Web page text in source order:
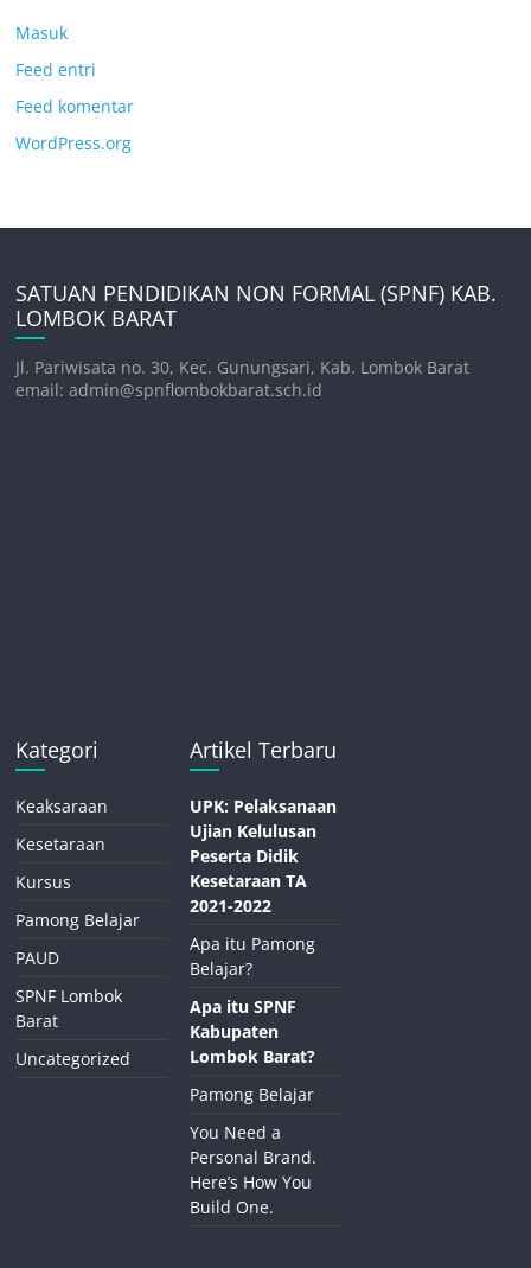
Masuk
Feed entri
Feed komentar
WordPress.org
SATUAN PENDIDIKAN NON FORMAL (SPNF) KAB.
LOMBOK BARAT
Jl. Pariwisata no. 30, Kec. Gunungsari, Kab. Lombok Barat
email: admin@spnflombokbarat.sch.id
Kategori
Keaksaraan
Kesetaraan
Kursus
Pamong Belajar
PAUD
SPNF Lombok
Barat
Uncategorized
Artikel Terbaru
UPK: Pelaksanaan
Ujian Kelulusan
Peserta Didik
Kesetaraan TA
2021-2022
Apa itu Pamong
Belajar?
Apa itu SPNF
Kabupaten
Lombok Barat?
Pamong Belajar
You Need a
Personal Brand.
Here’s How You
Build One.